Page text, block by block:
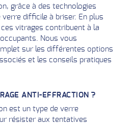
grâce à des technologies
difficile à briser. En plus
vitrages contribuent à la
Nous vous
sur les différentes options
et les conseils pratiques
ANTI-EFFRACTION ?
est un type de verre
résister aux tentatives